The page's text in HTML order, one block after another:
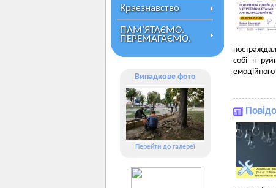
Краєзнавство
ПАМ’ЯТАЄМО.
ПЕРЕМАГАЄМО.
Випадкове фото
Перейти до галереї
собі її